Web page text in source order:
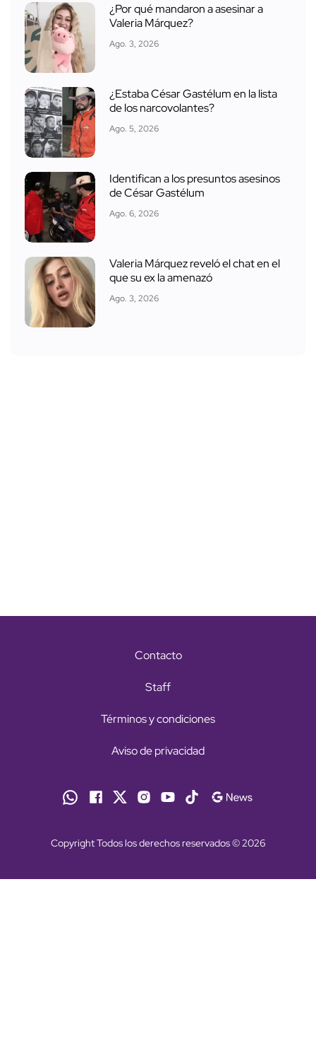
¿Por qué mandaron a asesinar a
Valeria Márquez?
Ago. 3, 2026
¿Estaba César Gastélum en la lista
de los narcovolantes?
Ago. 5, 2026
Identifican a los presuntos asesinos
de César Gastélum
Ago. 6, 2026
Valeria Márquez reveló el chat en el
que su ex la amenazó
Ago. 3, 2026
Contacto
Staff
Términos y condiciones
Aviso de privacidad
Copyright Todos los derechos reservados © 2026